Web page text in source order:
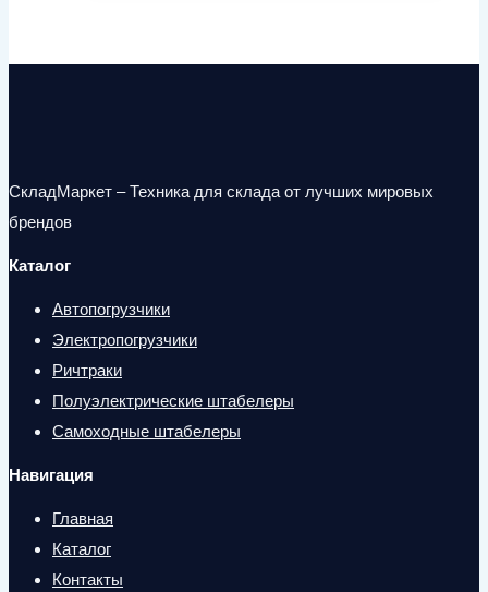
СкладМаркет – Техника для склада от лучших мировых
брендов
Каталог
Автопогрузчики
Электропогрузчики
Ричтраки
Полуэлектрические штабелеры
Самоходные штабелеры
Навигация
Главная
Каталог
Контакты